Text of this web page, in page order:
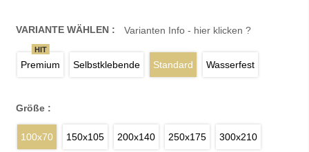
VARIANTE WÄHLEN : Varianten Info - hier klicken ?
Premium
HIT
Selbstklebende Standard Wasserfest
Größe :
100x70 150x105 200x140 250x175 300x210